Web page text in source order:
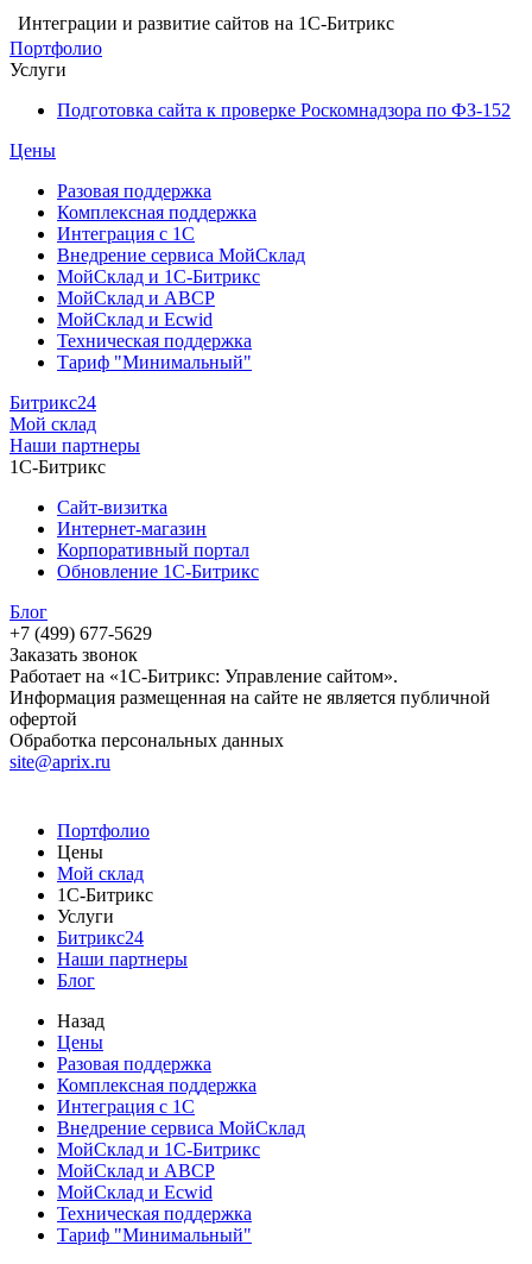
Интеграции и развитие сайтов на 1С-Битрикс
Портфолио
Услуги
Подготовка сайта к проверке Роскомнадзора по ФЗ-152
Цены
Разовая поддержка
Комплексная поддержка
Интеграция с 1С
Внедрение сервиса МойСклад
МойСклад и 1С-Битрикс
МойСклад и ABCP
МойСклад и Ecwid
Техническая поддержка
Тариф "Минимальный"
Битрикс24
Мой склад
Наши партнеры
1С-Битрикс
Сайт-визитка
Интернет-магазин
Корпоративный портал
Обновление 1С-Битрикс
Блог
+7 (499) 677-5629
Заказать звонок
Работает на «1С-Битрикс: Управление сайтом».
Информация размещенная на сайте не является публичной
офертой
Обработка персональных данных
site@aprix.ru
Портфолио
Цены
Мой склад
1С-Битрикс
Услуги
Битрикс24
Наши партнеры
Блог
Назад
Цены
Разовая поддержка
Комплексная поддержка
Интеграция с 1С
Внедрение сервиса МойСклад
МойСклад и 1С-Битрикс
МойСклад и ABCP
МойСклад и Ecwid
Техническая поддержка
Тариф "Минимальный"